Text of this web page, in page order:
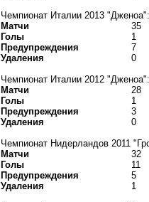
Чемпионат Италии 2013 "Дженоа":
Матчи
35
Голы
1
Предупреждения
7
Удаления
0
Чемпионат Италии 2012 "Дженоа":
Матчи
28
Голы
1
Предупреждения
3
Удаления
0
Чемпионат Нидерландов 2011
Матчи
32
Голы
11
Предупреждения
5
Удаления
1